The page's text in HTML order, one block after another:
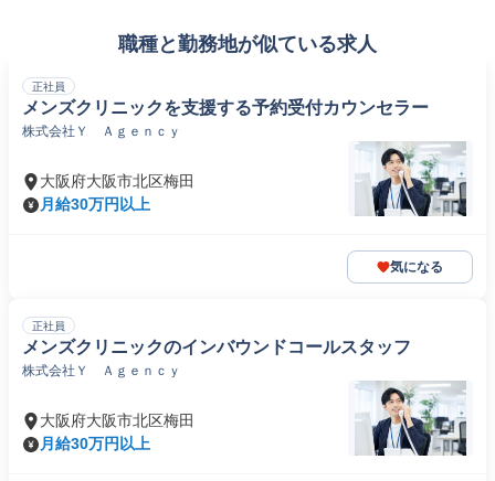
職種と勤務地が似ている求人
正社員
メンズクリニックを支援する予約受付カウンセラー
株式会社Ｙ Ａｇｅｎｃｙ
大阪府大阪市北区梅田
月給30万円以上
気になる
正社員
メンズクリニックのインバウンドコールスタッフ
株式会社Ｙ Ａｇｅｎｃｙ
大阪府大阪市北区梅田
月給30万円以上